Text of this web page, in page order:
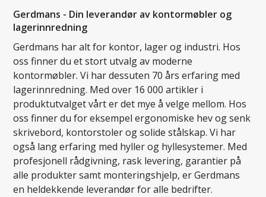
Gerdmans - Din leverandør av kontormøbler og
lagerinnredning
Gerdmans har alt for kontor, lager og industri. Hos
oss finner du et stort utvalg av moderne
kontormøbler. Vi har dessuten 70 års erfaring med
lagerinnredning. Med over 16 000 artikler i
produktutvalget vårt er det mye å velge mellom. Hos
oss finner du for eksempel ergonomiske hev og senk
skrivebord, kontorstoler og solide stålskap. Vi har
også lang erfaring med hyller og hyllesystemer. Med
profesjonell rådgivning, rask levering, garantier på
alle produkter samt monteringshjelp, er Gerdmans
en heldekkende leverandør for alle bedrifter.